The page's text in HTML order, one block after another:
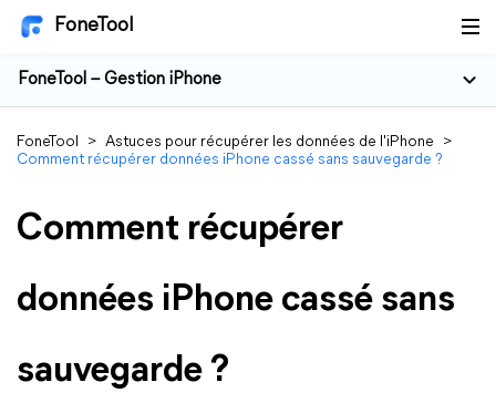
FoneTool
FoneTool – Gestion iPhone
FoneTool > Astuces pour récupérer les données de l'iPhone
>
Comment récupérer données iPhone cassé sans sauvegarde ?
Comment récupérer
données iPhone cassé sans
sauvegarde ?